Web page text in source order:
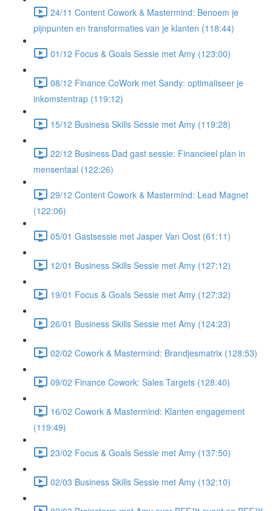
24/11 Content Cowork & Mastermind: Benoem je
pijnpunten en transformaties van je klanten (118:44)
01/12 Focus & Goals Sessie met Amy (123:00)
08/12 Finance CoWork met Sandy: optimaliseer je
inkomstentrap (119:12)
15/12 Business Skills Sessie met Amy (119:28)
22/12 Business Dad gast sessie: Financieel plan in
mensentaal (122:26)
29/12 Content Cowork & Mastermind: Lead Magnet
(122:06)
05/01 Gastsessie met Jasper Van Oost (61:11)
12/01 Business Skills Sessie met Amy (127:12)
19/01 Focus & Goals Sessie met Amy (127:32)
26/01 Business Skills Sessie met Amy (124:23)
02/02 Cowork & Mastermind: Brandjesmatrix (128:53)
09/02 Finance Cowork: Sales Targets (128:40)
16/02 Cowork & Mastermind: Klanten engagement
(119:49)
23/02 Focus & Goals Sessie met Amy (137:50)
02/03 Business Skills Sessie met Amy (132:10)